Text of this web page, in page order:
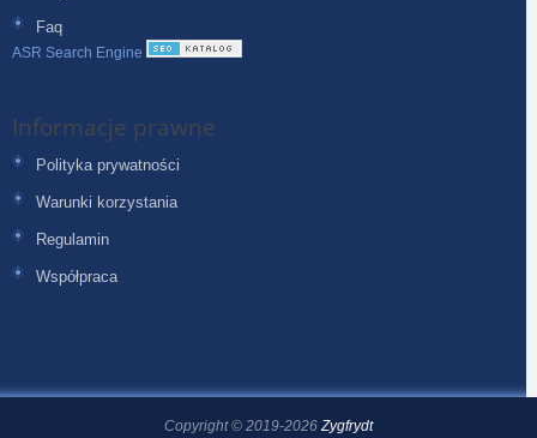
Faq
ASR Search Engine
Informacje prawne
Polityka prywatności
Warunki korzystania
Regulamin
Współpraca
Copyright © 2019-2026 Zygfrydt